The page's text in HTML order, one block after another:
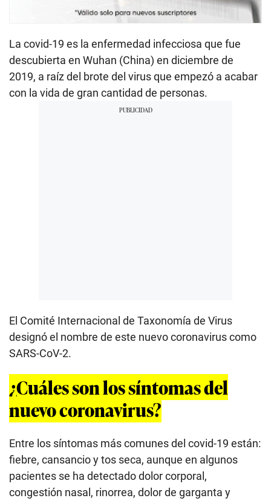
La covid-19 es la enfermedad infecciosa que fue
descubierta en Wuhan (China) en diciembre de
2019, a raíz del brote del virus que empezó a acabar
con la vida de gran cantidad de personas.
El Comité Internacional de Taxonomía de Virus
designó el nombre de este nuevo coronavirus como
SARS-CoV-2.
¿Cuáles son los síntomas del
nuevo coronavirus?
Entre los síntomas más comunes del covid-19 están:
fiebre, cansancio y tos seca, aunque en algunos
pacientes se ha detectado dolor corporal,
congestión nasal, rinorrea, dolor de garganta y